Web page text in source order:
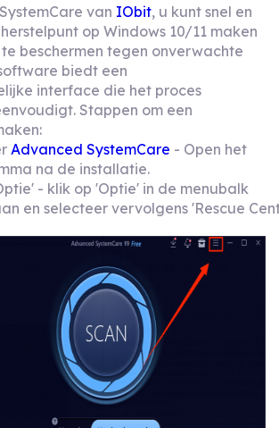
van IObit, u kunt snel en
op Windows 10/11 maken
te beschermen tegen onverwachte
biedt een
interface die het proces
Stappen om een
Advanced SystemCare - Open het
na de installatie.
- klik op 'Optie' in de menubalk
en selecteer vervolgens 'Rescue